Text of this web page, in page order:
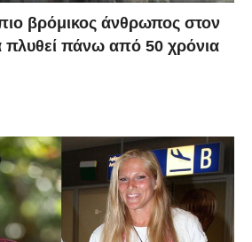
βρόμικος άνθρωπος στον
πλυθεί πάνω από 50 χρόνια